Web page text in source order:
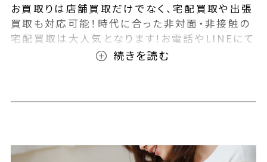
お買取りは店舗買取だけでなく、宅配買取や出張
買取も対応可能！時代に合った非対面・非接触の
宅配買取は大人気となります!お電話やLINEにて
事前査定が可能となっております！また無料の宅